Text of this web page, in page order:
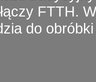
FTTH.
do